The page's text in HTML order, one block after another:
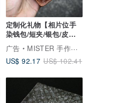
定制化礼物【相片位手
染钱包/短夹/银包/皮
夹】Mister手作材料
广告
MISTER 手作皮件专门店
US$ 92.17 US$ 102.41